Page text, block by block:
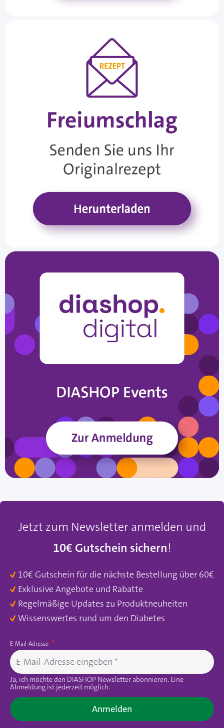
Jetzt zum Newsletter anmelden und
10€ Gutschein sichern!
10€ Gutschein für die nächste Bestellung über 60€
Exklusive Angebote und Rabatte
Regelmäßige Updates zu Produktneuheiten
Wissenswertes rund um den Diabetes
E-Mail-Adresse
Ja, ich möchte den DIASHOP Newsletter abonnieren. Eine
Abmeldung ist jederzeit möglich.
Anmelden